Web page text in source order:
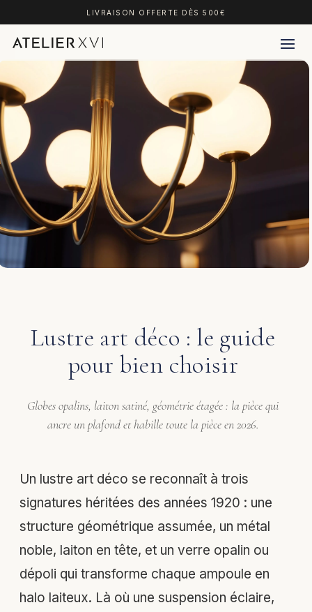
LIVRAISON OFFERTE DÈS 500€
Lustre art déco : le guide
pour bien choisir
Globes opalins, laiton satiné, géométrie étagée : la pièce qui
ancre un plafond et habille toute la pièce en 2026.
Un lustre art déco se reconnaît à trois
signatures héritées des années 1920 : une
structure géométrique assumée, un métal
noble, laiton en tête, et un verre opalin ou
dépoli qui transforme chaque ampoule en
halo laiteux. Là où une suspension éclaire,